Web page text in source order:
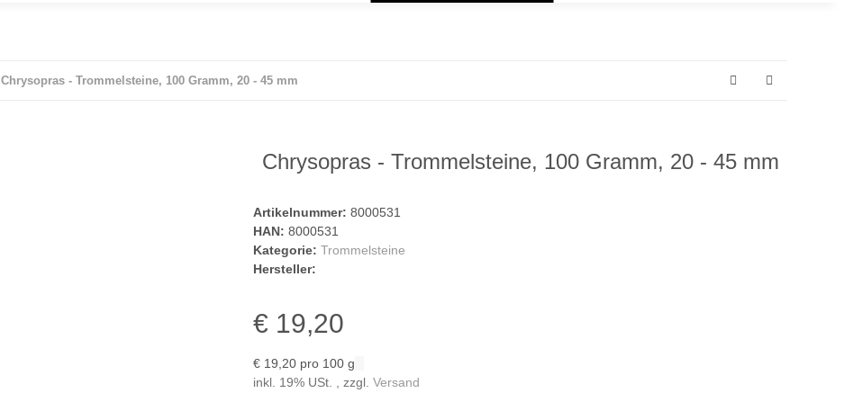
Chrysopras - Trommelsteine, 100 Gramm, 20 - 45 mm
Chrysopras - Trommelsteine, 100 Gramm, 20 - 45 mm
Artikelnummer: 8000531
HAN: 8000531
Kategorie: Trommelsteine
Hersteller:
€ 19,20
€ 19,20 pro 100 g
inkl. 19% USt. , zzgl. Versand